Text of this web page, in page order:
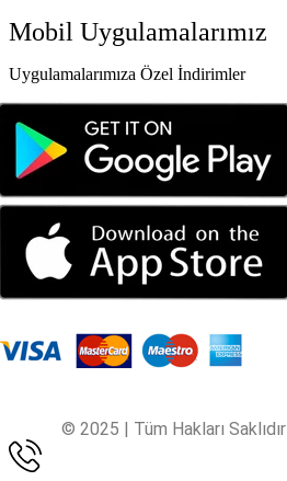
Mobil Uygulamalarımız
Uygulamalarımıza Özel İndirimler
© 2025 | Tüm Hakları Saklıdır